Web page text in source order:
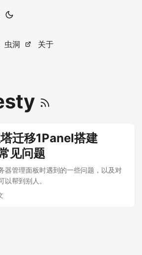
虫洞 关于
迁移1Panel搭建
见问题
器管理面板时遇到的一些问题，以及对
以帮到别人。